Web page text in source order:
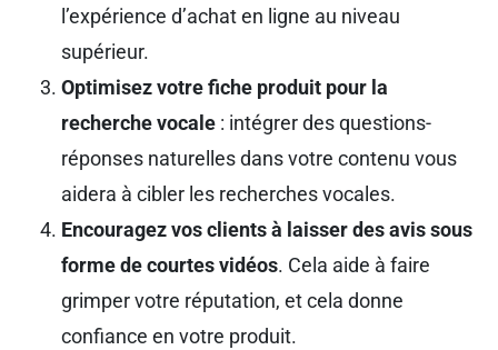
l’expérience d’achat en ligne au niveau
supérieur.
Optimisez votre fiche produit pour la
recherche vocale : intégrer des questions-
réponses naturelles dans votre contenu vous
aidera à cibler les recherches vocales.
Encouragez vos clients à laisser des avis sous
forme de courtes vidéos. Cela aide à faire
grimper votre réputation, et cela donne
confiance en votre produit.